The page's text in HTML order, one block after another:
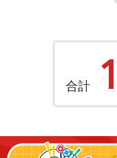
合計